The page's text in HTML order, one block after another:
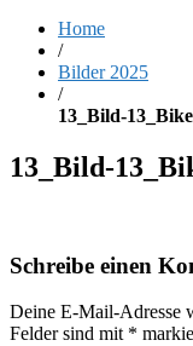
Home
/
Bilder 2025
/
13_Bild-
13_Bild-
Schreibe einen
Deine E-Mail-Adresse
Felder sind mit *